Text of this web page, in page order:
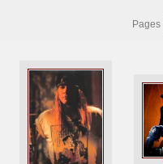
Pages